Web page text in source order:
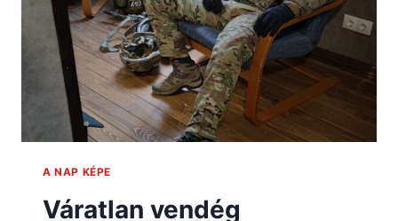
A NAP KÉPE
Váratlan vendég